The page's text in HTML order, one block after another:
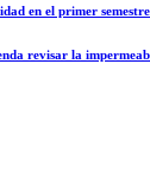
en el primer
revisar la